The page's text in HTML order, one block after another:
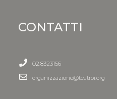
CONTATTI
02.8323156
organizzazione@teatroi.org